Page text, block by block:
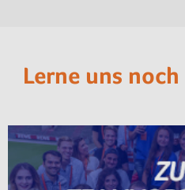
Lerne uns